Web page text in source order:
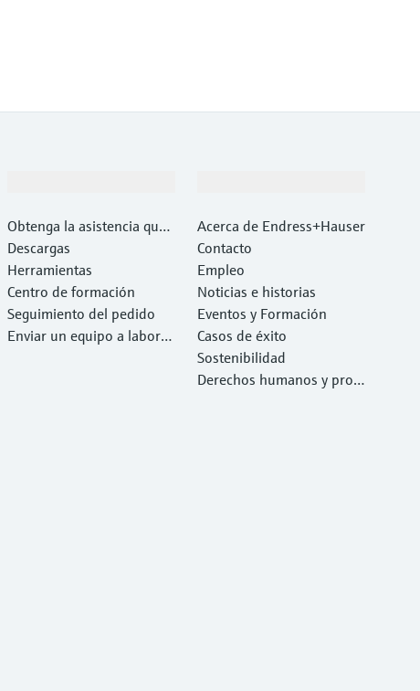
Obtenga la asistencia que
necesita con rapidez
Descargas
Herramientas
Centro de formación
Seguimiento del pedido
Enviar un equipo a laborat
Acerca de Endress+Hauser
Contacto
Empleo
Noticias e historias
Eventos y Formación
Casos de éxito
Sostenibilidad
Derechos humanos y prote